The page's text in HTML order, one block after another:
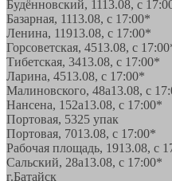
Будённовский, 1113.08, с
Базарная, 1113.08, с 17:00*
Ленина, 11913.08, с 17:00*
Горсоветская, 4513.08, с
Тибетская, 3413.08, с 17:00*
Ларина, 4513.08, с 17:00*
Малиновского, 48а13.08, с
Нансена, 152а13.08, с 17:00*
Портовая, 5325 упак
Портовая, 7013.08, с 17:00*
Рабочая площадь, 1913.08, с
Сальский, 28a13.08, с 17:00*
г.Батайск